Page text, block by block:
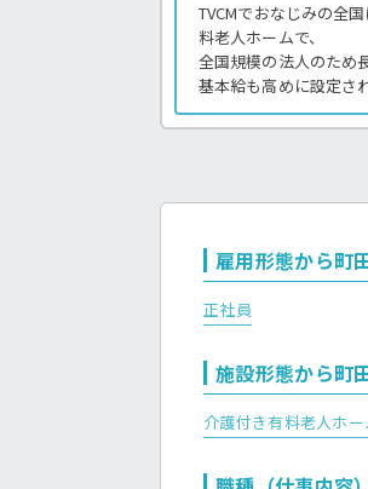
TVCMでおなじみの全
料老人ホームで、
全国規模の法人のため
基本給も高めに設定さ
月9日と休暇もしっか
イント♪
＜介護職 正職員 有
雇用形態から町
正社員
施設形態から町
介護付き有料老人ホー